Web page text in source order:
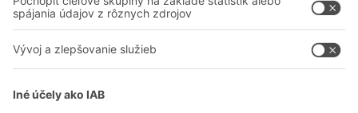
A BIT O F
YOUR LIFE.